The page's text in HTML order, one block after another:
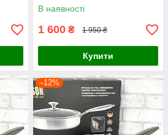
В наявності
1 600 ₴ 1 950 ₴
Купити
–12%